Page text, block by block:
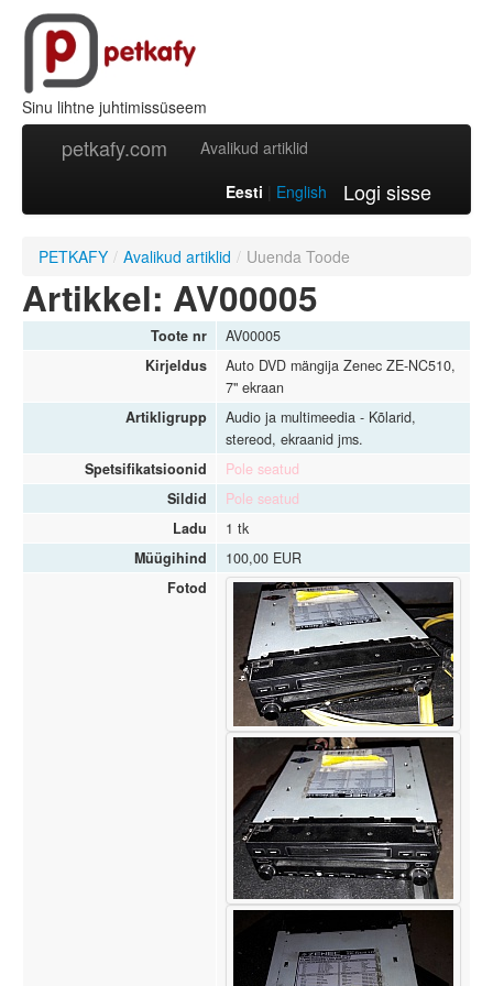
Sinu lihtne juhtimissüseem
petkafy.com Avalikud artiklid
Logi sisse
Eesti English
PETKAFY / Avalikud artiklid / Uuenda Toode
Artikkel: AV00005
Toote nr
AV00005
Kirjeldus
Auto DVD mängija Zenec ZE-NC510,
7" ekraan
Artikligrupp
Audio ja multimeedia - Kõlarid,
stereod, ekraanid jms.
Spetsifikatsioonid
Pole seatud
Sildid
Pole seatud
Ladu
1 tk
Müügihind
100,00 EUR
Fotod